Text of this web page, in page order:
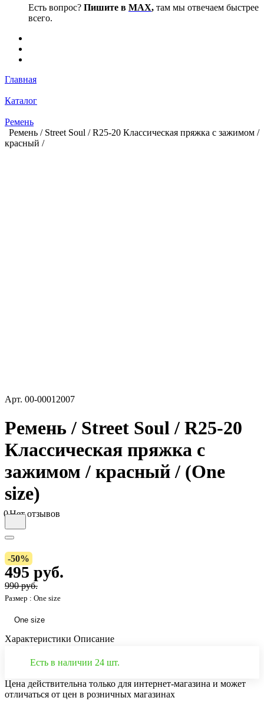
Есть вопрос? Пишите в MAX, там мы отвечаем быстрее
всего.
Главная
Каталог
Ремень
Ремень / Street Soul / R25-20 Классическая пряжка с зажимом /
красный /
Арт. 00-00012007
Ремень / Street Soul / R25-20
Классическая пряжка с
зажимом / красный / (One
size)
0Нет отзывов
-50%
495 руб.
990 руб.
Размер : One size
One size
Характеристики Описание
Есть в наличии 24 шт.
Цена действительна только для интернет-магазина и может
отличаться от цен в розничных магазинах